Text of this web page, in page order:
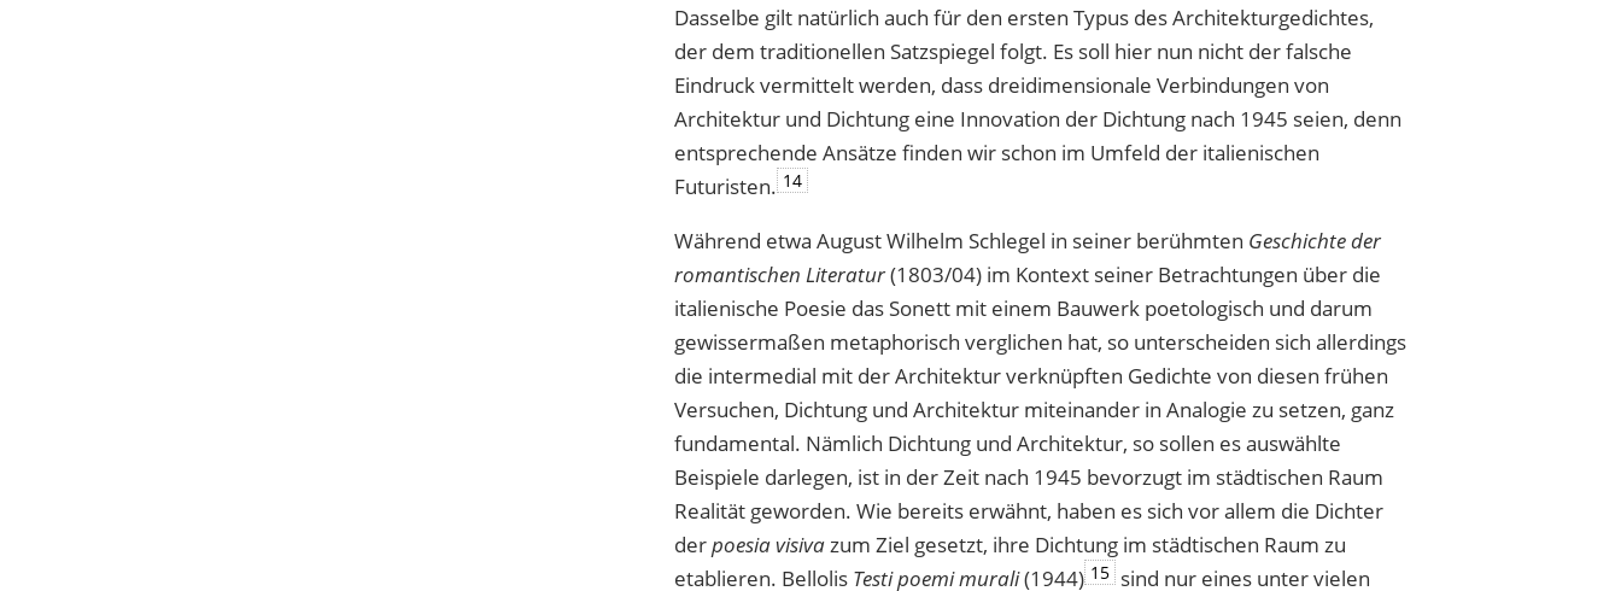
Dasselbe gilt natürlich auch für den ersten Typus des Architekturgedichtes,
der dem traditionellen Satzspiegel folgt. Es soll hier nun nicht der falsche
Eindruck vermittelt werden, dass dreidimensionale Verbindungen von
Architektur und Dichtung eine Innovation der Dichtung nach 1945 seien, denn
entsprechende Ansätze finden wir schon im Umfeld der italienischen
Futuristen. 14
Während etwa August Wilhelm Schlegel in seiner berühmten Geschichte der
romantischen Literatur(1803/04) im Kontext seiner Betrachtungen über die
italienische Poesie das Sonett mit einem Bauwerk poetologisch und darum
gewissermaßen metaphorisch verglichen hat, so unterscheiden sich allerdings
die intermedial mit der Architektur verknüpften Gedichte von diesen frühen
Versuchen, Dichtung und Architektur miteinander in Analogie zu setzen, ganz
fundamental. Nämlich Dichtung und Architektur, so sollen es auswählte
Beispiele darlegen, ist in der Zeit nach 1945 bevorzugt im städtischen Raum
Realität geworden. Wie bereits erwähnt, haben es sich vor allem die Dichter
derpoesia visivazum Ziel gesetzt, ihre Dichtung im städtischen Raum zu
etablieren. Bellolis Testi poemi murali(1944) 15 sind nur eines unter vielen